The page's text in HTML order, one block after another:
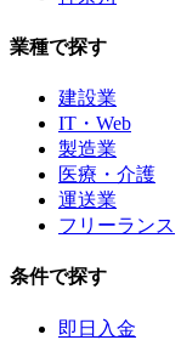
業種で探す
建設業
IT・Web
製造業
医療・介護
運送業
フリーランス
条件で探す
即日入金